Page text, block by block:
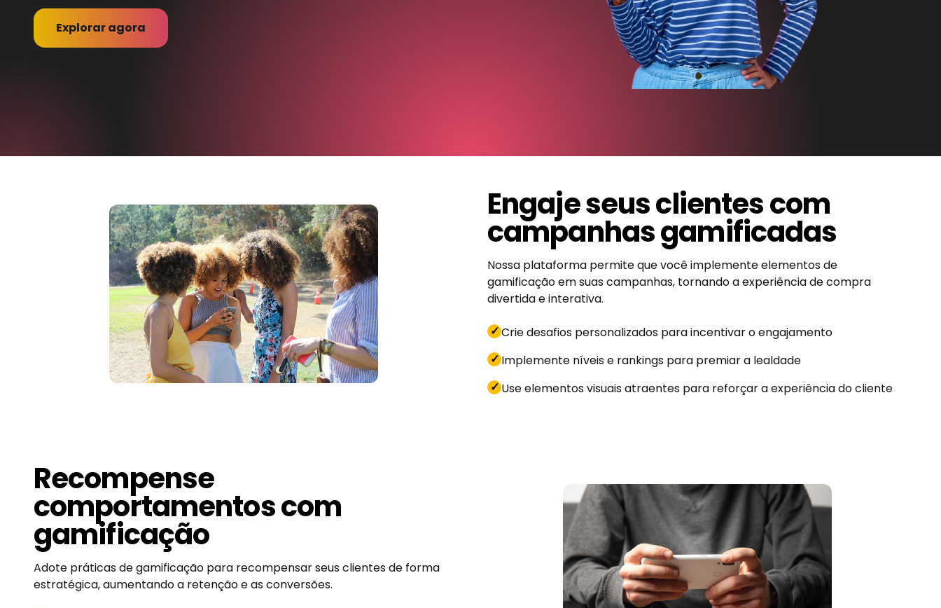
Explorar agora
Engaje seus clientes com
campanhas gamificadas
Nossa plataforma permite que você implemente elementos de
gamificação em suas campanhas, tornando a experiência de compra
divertida e interativa.
✓Crie desafios personalizados para incentivar o engajamento
✓Implemente níveis e rankings para premiar a lealdade
✓Use elementos visuais atraentes para reforçar a experiência do cliente
Recompense
comportamentos com
gamificação
Adote práticas de gamificação para recompensar seus clientes de forma
estratégica, aumentando a retenção e as conversões.